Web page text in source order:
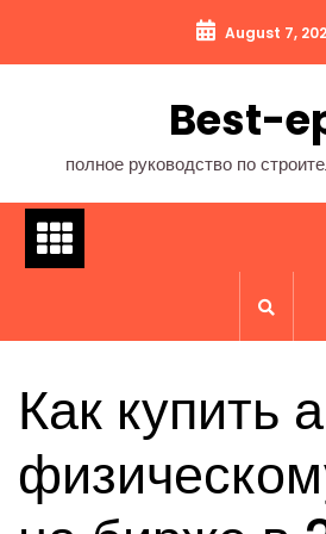
содержимому
August 7,
Best-
полное руководство по
Как купить